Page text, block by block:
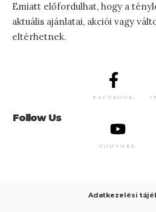
Emiatt előfordulhat, hogy a
aktuális ajánlatai, akciói vagy
eltérhetnek.
Follow Us
FACEBOOK
YOUTUBE
Adatkezelési